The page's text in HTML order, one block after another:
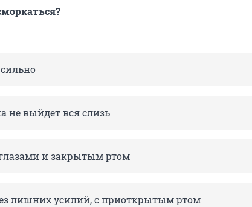
не выйдет вся слизь
и закрытым ртом
лишних усилий, с приоткрытым ртом